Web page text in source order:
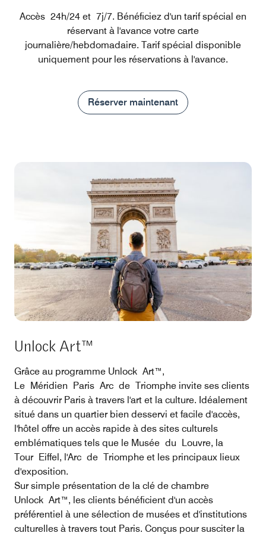
Accès 24h/24 et 7j/7. Bénéficiez d'un tarif spécial en
réservant à l'avance votre carte
journalière/hebdomadaire. Tarif spécial disponible
uniquement pour les réservations à l'avance.
Réserver maintenant
Unlock Art™
Grâce au programme Unlock Art™,
Le Méridien Paris Arc de Triomphe invite ses clients
à découvrir Paris à travers l'art et la culture. Idéalement
situé dans un quartier bien desservi et facile d'accès,
l'hôtel offre un accès rapide à des sites culturels
emblématiques tels que le Musée du Louvre, la
Tour Eiffel, l'Arc de Triomphe et les principaux lieux
d'exposition.
Sur simple présentation de la clé de chambre
Unlock Art™, les clients bénéficient d'un accès
préférentiel à une sélection de musées et d'institutions
culturelles à travers tout Paris. Conçus pour susciter la